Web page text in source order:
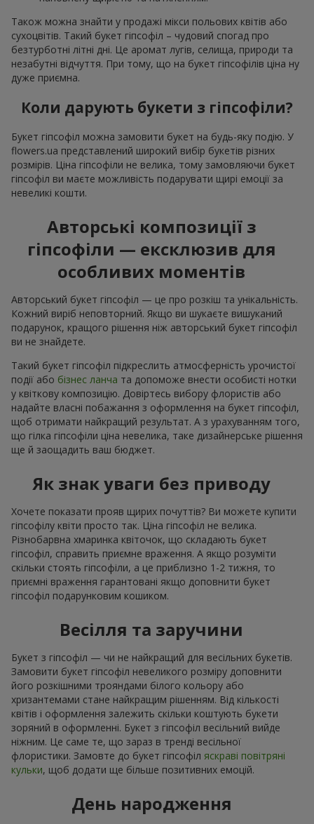
Також можна знайти у продажі мікси польових квітів або
сухоцвітів. Такий букет гіпсофіл – чудовий спогад про
безтурботні літні дні. Це аромат лугів, селища, природи та
незабутні відчуття. При тому, що на букет гіпсофілів ціна ну
дуже приємна.
Коли дарують букети з гіпсофіли?
Букет гіпсофіл можна замовити букет на будь-яку подію. У
flowers.ua представлений широкий вибір букетів різних
розмірів. Ціна гіпсофіли не велика, тому замовляючи букет
гіпсофіл ви маєте можливість подарувати щирі емоції за
невеликі кошти.
Авторські композиції з
гіпсофіли — ексклюзив для
особливих моментів
Авторський букет гіпсофіл — це про розкіш та унікальність.
Кожний виріб неповторний. Якщо ви шукаєте вишуканий
подарунок, кращого рішення ніж авторський букет гіпсофіл
ви не знайдете.
Такий букет гіпсофіл підкреслить атмосферність урочистої
події або бізнес ланча та допоможе внести особисті нотки
у квіткову композицію. Довіртесь вибору флористів або
надайте власні побажання з оформлення на букет гіпсофіл,
щоб отримати найкращий результат. А з урахуванням того,
що гілка гіпсофіли ціна невелика, таке дизайнерське рішення
ще й заощадить ваш бюджет.
Як знак уваги без приводу
Хочете показати прояв щирих почуттів? Ви можете купити
гіпсофілу квіти просто так. Ціна гіпсофіл не велика.
Різнобарвна хмаринка квіточок, що складають букет
гіпсофіл, справить приємне враження. А якщо розуміти
скільки стоять гіпсофіли, а це приблизно 1-2 тижня, то
приємні враження гарантовані якщо доповнити букет
гіпсофіл подарунковим кошиком.
Весілля та заручини
Букет з гіпсофіл — чи не найкращий для весільних букетів.
Замовити букет гіпсофіл невеликого розміру доповнити
його розкішними трояндами білого кольору або
хризантемами стане найкращим рішенням. Від кількості
квітів і оформлення залежить скільки коштують букети
зоряний в оформленні. Букет з гіпсофіл весільний вийде
ніжним. Це саме те, що зараз в тренді весільної
флористики. Замовте до букет гіпсофіл яскраві повітряні
кульки, щоб додати ще більше позитивних емоцій.
День народження